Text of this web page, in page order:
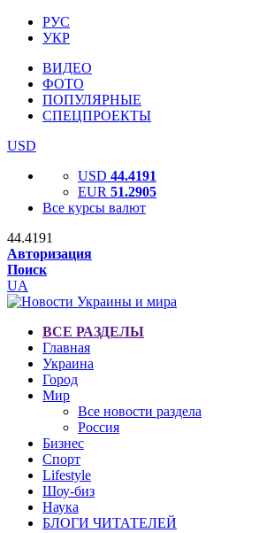
РУС
УКР
ВИДЕО
ФОТО
ПОПУЛЯРНЫЕ
СПЕЦПРОЕКТЫ
USD
USD 44.4191
EUR 51.2905
Все курсы валют
44.4191
Авторизация
Поиск
UA
ВСЕ РАЗДЕЛЫ
Главная
Украина
Город
Мир
Все новости раздела
Россия
Бизнес
Спорт
Lifestyle
Шоу-биз
Наука
БЛОГИ ЧИТАТЕЛЕЙ